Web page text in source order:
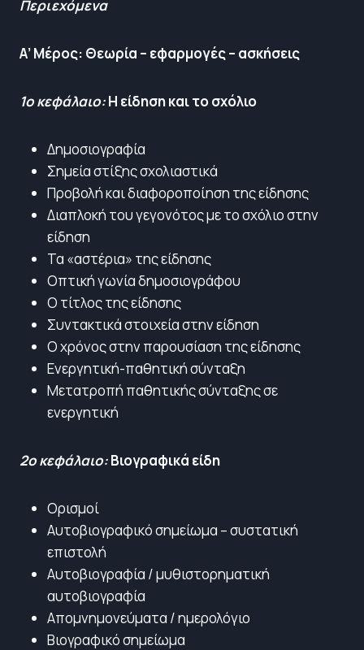
Περιεχόμενα
Α’ Μέρος: Θεωρία – εφαρμογές – ασκήσεις
1ο κεφάλαιο:Η είδηση και το σχόλιο
Δημοσιογραφία
Σημεία στίξης σχολιαστικά
Προβολή και διαφοροποίηση της είδησης
Διαπλοκή του γεγονότος με το σχόλιο στην
είδηση
Τα «αστέρια» της είδησης
Οπτική γωνία δημοσιογράφου
Ο τίτλος της είδησης
Συντακτικά στοιχεία στην είδηση
Ο χρόνος στην παρουσίαση της είδησης
Ενεργητική-παθητική σύνταξη
Μετατροπή παθητικής σύνταξης σε
ενεργητική
2ο κεφάλαιο:Βιογραφικά είδη
Ορισμοί
Αυτοβιογραφικό σημείωμα – συστατική
επιστολή
Αυτοβιογραφία / μυθιστορηματική
αυτοβιογραφία
Απομνημονεύματα / ημερολόγιο
Βιογραφικό σημείωμα